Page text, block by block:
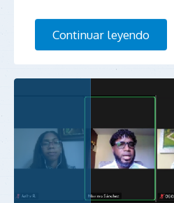
Continuar leyendo